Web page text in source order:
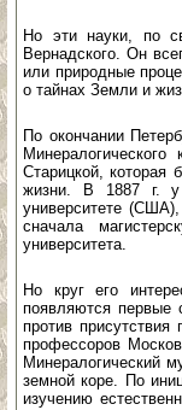
Но эти науки, по
Вернадского. Он
или природные
о тайнах Земли и
По окончании
Старицкой, которая
жизни. В 1887 г. у
университете
сначала
университета.
Но круг его
появляются первые
против
профессоров
Минералогический
земной коре. По
изучению